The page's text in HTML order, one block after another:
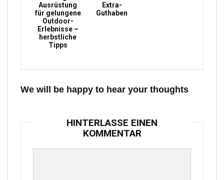
Ausrüstung
für gelungene
Outdoor-
Erlebnisse –
herbstliche
Tipps
Extra-
Guthaben
We will be happy to hear your thoughts
HINTERLASSE EINEN
KOMMENTAR